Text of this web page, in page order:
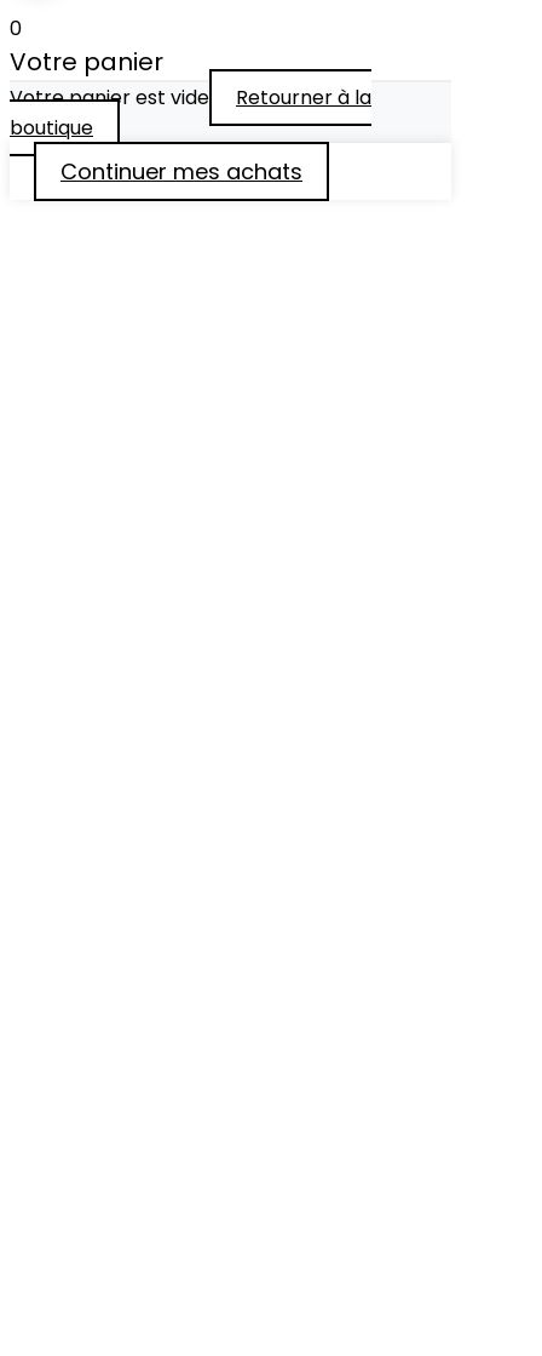
0
Votre panier
Votre panier est vide
Retourner à la
boutique
Continuer mes achats